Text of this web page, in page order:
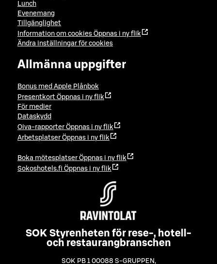
Lunch
Evenemang
Tillgänglighet
Information om cookies Öppnas i ny flik
Ändra inställningar för cookies
Allmänna uppgifter
Bonus med Apple Plånbok
Presentkort Öppnas i ny flik
För medier
Dataskydd
Oiva-rapporter Öppnas i ny flik
Arbetsplatser Öppnas i ny flik
Boka mötesplatser Öppnas i ny flik
Sokoshotels.fi Öppnas i ny flik
SOK Styrenheten för rese-, hotell-
och restaurangbranschen
SOK PB 1 00088 S-GRUPPEN ,